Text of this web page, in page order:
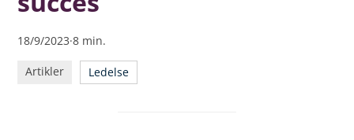
18/9/2023·8 min.
Artikler Ledelse